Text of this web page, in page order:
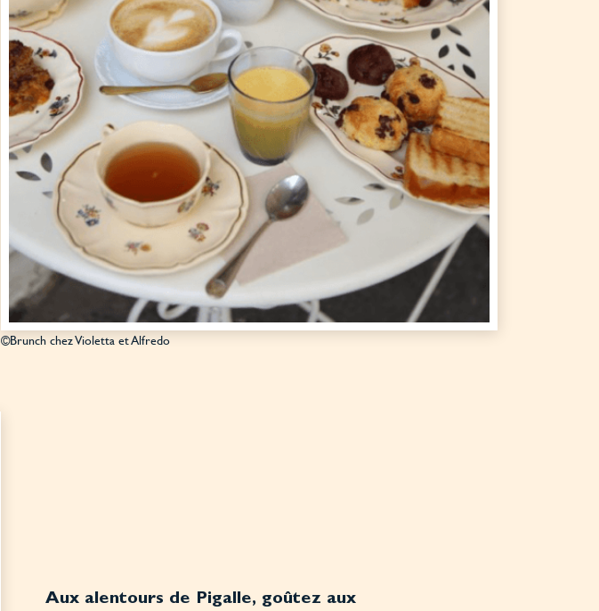
©Brunch chez Violetta et Alfredo
Aux alentours de Pigalle, goûtez aux